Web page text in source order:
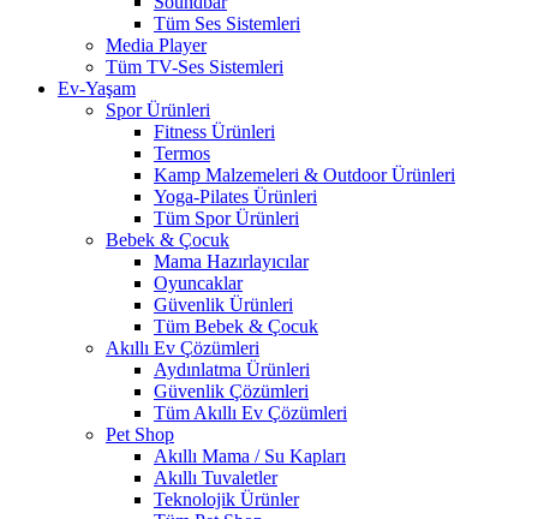
Tüm Ses Sistemleri
Media Player
Tüm TV-Ses Sistemleri
Ev-Yaşam
Spor Ürünleri
Fitness Ürünleri
Termos
Kamp Malzemeleri & Outdoor Ürünleri
Yoga-Pilates Ürünleri
Tüm Spor Ürünleri
Bebek & Çocuk
Mama Hazırlayıcılar
Oyuncaklar
Güvenlik Ürünleri
Tüm Bebek & Çocuk
Akıllı Ev Çözümleri
Aydınlatma Ürünleri
Güvenlik Çözümleri
Tüm Akıllı Ev Çözümleri
Pet Shop
Akıllı Mama / Su Kapları
Akıllı Tuvaletler
Teknolojik Ürünler